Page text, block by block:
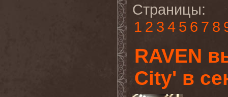
Страницы:
1 2 3 4 5 6 7 8
RAVEN
City' в